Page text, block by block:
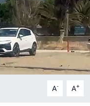
A- A+